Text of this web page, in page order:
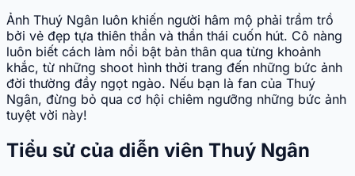
Ảnh Thuý Ngân luôn khiến người hâm mộ phải trầm trồ
bởi vẻ đẹp tựa thiên thần và thần thái cuốn hút. Cô nàng
luôn biết cách làm nổi bật bản thân qua từng khoảnh
khắc, từ những shoot hình thời trang đến những bức ảnh
đời thường đầy ngọt ngào. Nếu bạn là fan của Thuý
Ngân, đừng bỏ qua cơ hội chiêm ngưỡng những bức ảnh
tuyệt vời này!
Tiểu sử của diễn viên Thuý Ngân